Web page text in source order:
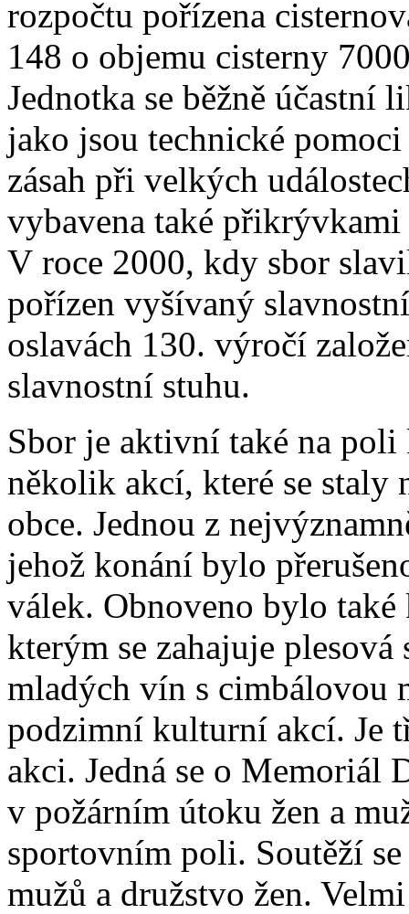
rozpočtu pořízena
148 o objemu cisterny
Jednotka se běžně účastní
jako jsou technické
zásah při velkých
vybavena také
V roce 2000, kdy sbor
pořízen vyšívaný
oslavách 130. výročí
slavnostní stuhu.
Sbor je aktivní také na
několik akcí, které se staly
obce. Jednou z
jehož konání bylo
válek. Obnoveno bylo
kterým se zahajuje
mladých vín s cimbálovou
podzimní kulturní akcí. Je
akci. Jedná se o Memoriál
v požárním útoku žen a
sportovním poli. Soutěží
mužů a družstvo žen.